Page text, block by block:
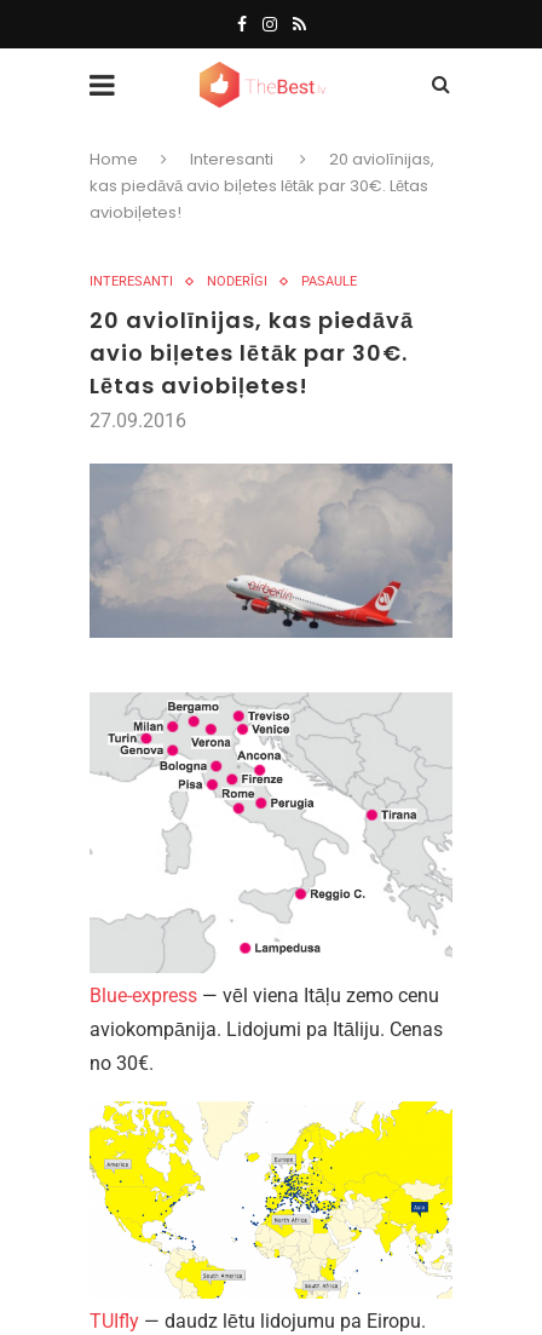
Home Interesanti
20 aviolīnijas,
kas piedāvā avio biļetes lētāk par 30€. Lētas
aviobiļetes!
INTERESANTI NODERĪGI PASAULE
20 aviolīnijas, kas piedāvā
avio biļetes lētāk par 30€.
Lētas aviobiļetes!
27.09.2016
Blue-express — vēl viena Itāļu zemo cenu
aviokompānija. Lidojumi pa Itāliju. Cenas
no 30€.
TUIfly — daudz lētu lidojumu pa Eiropu.